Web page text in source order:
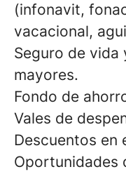
(infonavit,
vacacional,
Seguro de vida
mayores.
Fondo de
Vales de
Descuentos en
Oportunidades